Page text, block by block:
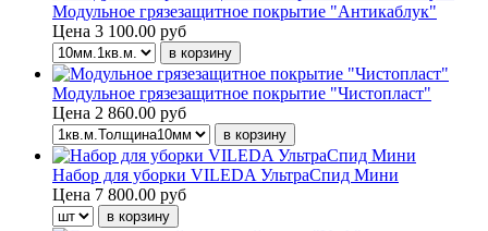
Модульное грязезащитное покрытие "Антикаблук"
Цена 3 100.00 руб
Модульное грязезащитное покрытие "Чистопласт"
Цена 2 860.00 руб
Набор для уборки VILEDA УльтраСпид Мини
Цена 7 800.00 руб